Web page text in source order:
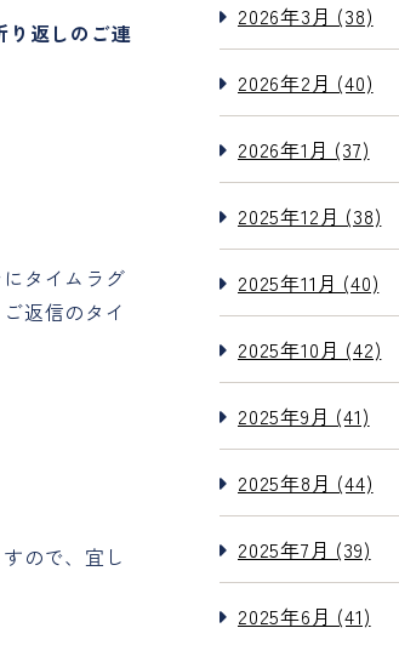
り返しのご連
タイムラグ
返信のタイ
ので、宜し
2026年3月 (38)
2026年2月 (40)
2026年1月 (37)
2025年12月 (38)
2025年11月 (40)
2025年10月 (42)
2025年9月 (41)
2025年8月 (44)
2025年7月 (39)
2025年6月 (41)